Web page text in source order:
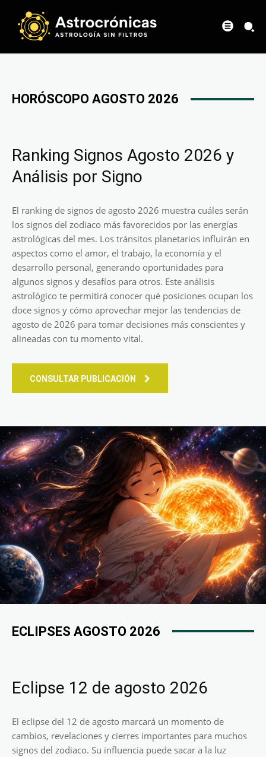
HORÓSCOPO AGOSTO 2026
Ranking Signos Agosto 2026 y
Análisis por Signo
El ranking de signos de agosto 2026 muestra cuáles serán
los signos del zodiaco más favorecidos por las energías
astrológicas del mes. Los tránsitos planetarios influirán en
aspectos como el amor, el trabajo, la economía y el
desarrollo personal, generando oportunidades para
algunos signos y desafíos para otros. Este análisis
astrológico te permitirá conocer qué posiciones ocupan los
doce signos y cómo aprovechar mejor las tendencias de
agosto de 2026 para tomar decisiones más conscientes y
alineadas con tu momento vital.
CONSULTAR PUBLICACIÓN
ECLIPSES AGOSTO 2026
Eclipse 12 de agosto 2026
El eclipse del 12 de agosto marcará un momento de
cambios, revelaciones y cierres importantes para muchos
signos del zodiaco. Su influencia puede sacar a la luz